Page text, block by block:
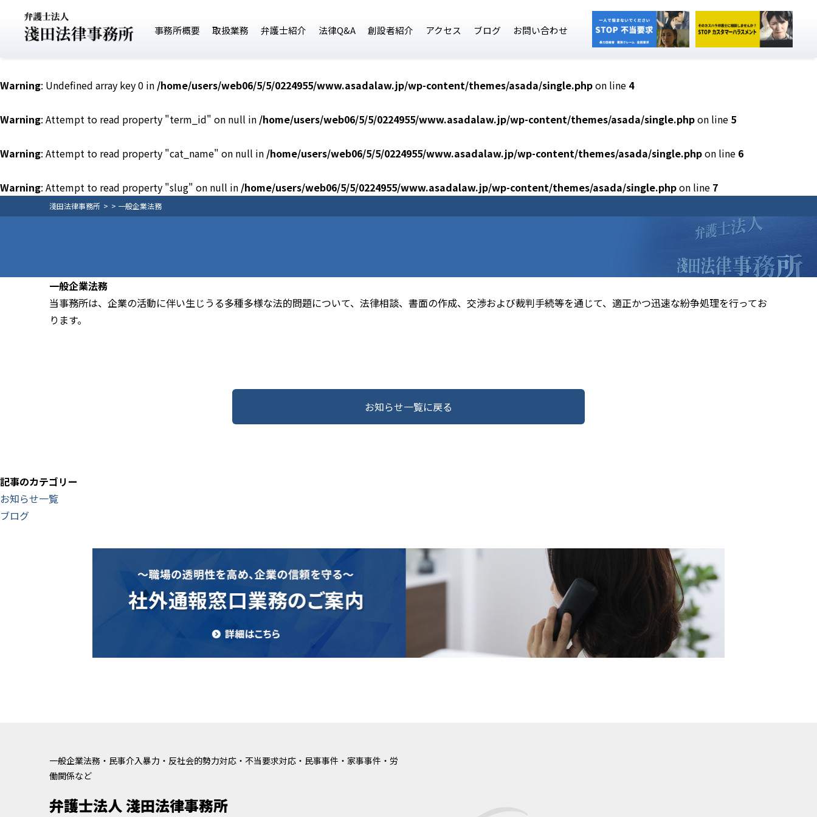
事務所概要 取扱業務 弁護士紹介 法律Q&A 創設者紹介 アクセス ブログ お問い合わせ
Warning: Undefined array key 0 in /home/users/web06/5/5/0224955/www.asadalaw.jp/wp-content/themes/asada/single.phpon line 4
Warning: Attempt to read property "term_id" on null in /home/users/web06/5/5/0224955/www.asadalaw.jp/wp-content/themes/asada/single.phpon line 5
Warning: Attempt to read property "cat_name" on null in /home/users/web06/5/5/0224955/www.asadalaw.jp/wp-content/themes/asada/single.phpon line 6
Warning: Attempt to read property "slug" on null in /home/users/web06/5/5/0224955/www.asadalaw.jp/wp-content/themes/asada/single.phpon line 7
淺田法律事務所 一般企業法務
一般企業法務
当事務所は、企業の活動に伴い生じうる多種多様な法的問題について、法律相談、書面の作成、交渉および裁判手続等を通じて、適正かつ迅速な紛争処理を行ってお
ります。
お知らせ一覧に戻る
記事のカテゴリー
お知らせ一覧
ブログ
一般企業法務・民事介入暴力・反社会的勢力対応・不当要求対応・民事事件・家事事件・労
働関係など
弁護士法人 淺田法律事務所